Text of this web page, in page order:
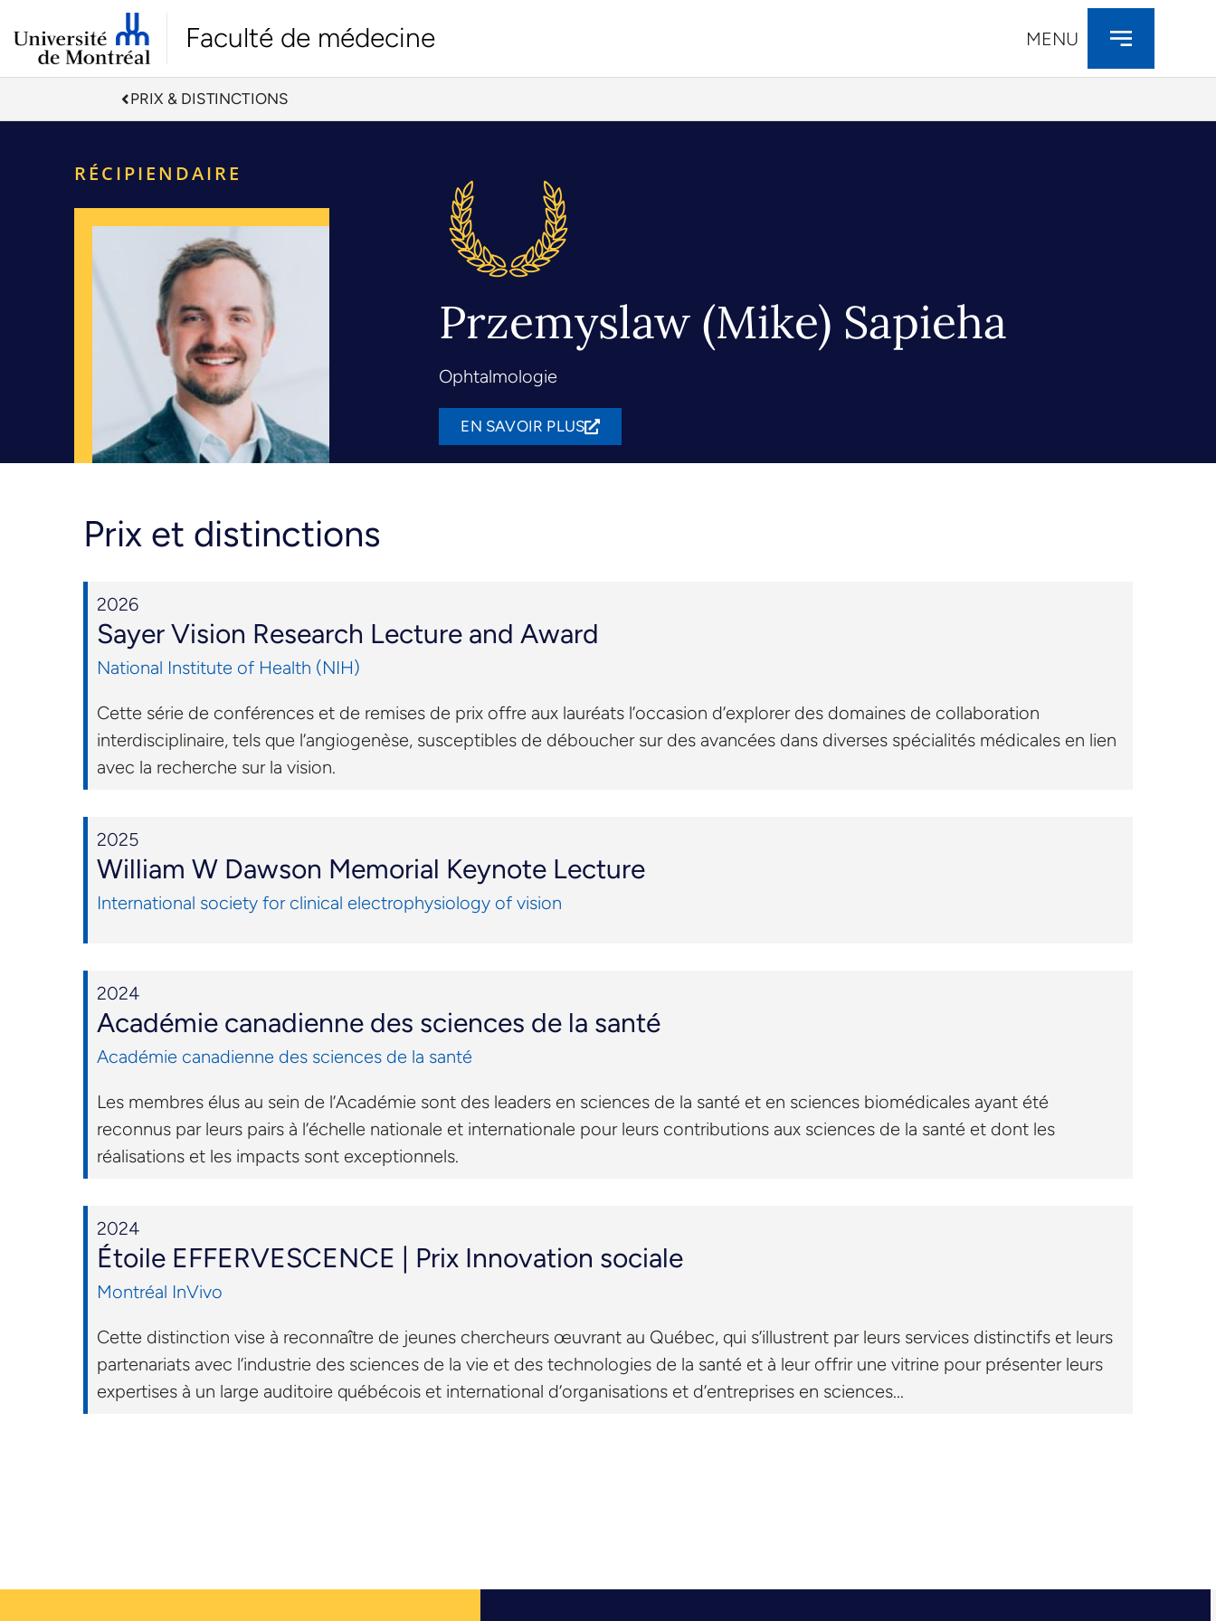
Faculté de médecine MENU
PRIX & DISTINCTIONS
RÉCIPIENDAIRE
Przemyslaw (Mike) Sapieha
Ophtalmologie
EN SAVOIR PLUS
Prix et distinctions
2026
Sayer Vision Research Lecture and Award
National Institute of Health (NIH)
Cette série de conférences et de remises de prix offre aux lauréats l’occasion d’explorer des domaines de collaboration
interdisciplinaire, tels que l’angiogenèse, susceptibles de déboucher sur des avancées dans diverses spécialités médicales en lien
avec la recherche sur la vision.
2025
William W Dawson Memorial Keynote Lecture
International society for clinical electrophysiology of vision
2024
Académie canadienne des sciences de la santé
Académie canadienne des sciences de la santé
Les membres élus au sein de l’Académie sont des leaders en sciences de la santé et en sciences biomédicales ayant été
reconnus par leurs pairs à l’échelle nationale et internationale pour leurs contributions aux sciences de la santé et dont les
réalisations et les impacts sont exceptionnels.
2024
Étoile EFFERVESCENCE | Prix Innovation sociale
Montréal InVivo
Cette distinction vise à reconnaître de jeunes chercheurs œuvrant au Québec, qui s’illustrent par leurs services distinctifs et leurs
partenariats avec l’industrie des sciences de la vie et des technologies de la santé et à leur offrir une vitrine pour présenter leurs
expertises à un large auditoire québécois et international d’organisations et d’entreprises en sciences...